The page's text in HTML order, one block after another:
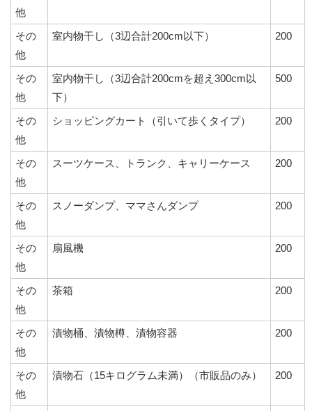
他
その
他
室内物干し（3辺合計200cm以下） 200
その
他
室内物干し（3辺合計200cmを超え300cm以
下）
500
その
他
ショッピングカート（引いて歩くタイプ） 200
その
他
スーツケース、トランク、キャリーケース 200
その
他
スノーダンプ、ママさんダンプ 200
その
他
扇風機 200
その
他
茶箱 200
その
他
漬物桶、漬物樽、漬物容器 200
その
他
漬物石（15キログラム未満）（市販品のみ） 200